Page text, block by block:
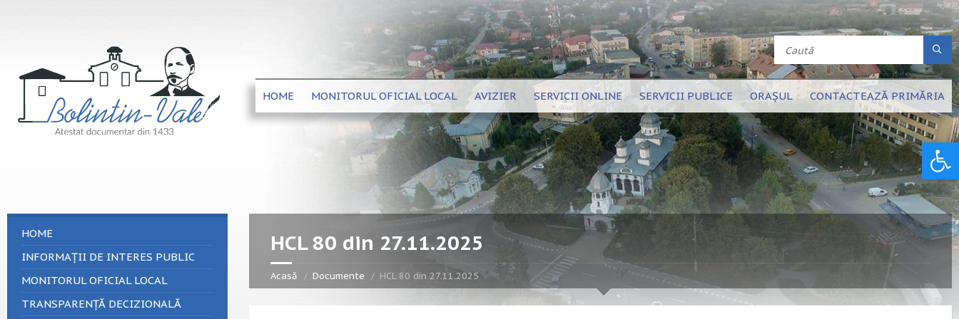
HOME MONITORUL OFICIAL LOCAL AVIZIER SERVICII ONLINE SERVICII PUBLICE ORAȘUL CONTACTEAZĂ PRIMĂRIA
HCL 80 din 27.11.2025
Acasă Documente HCL 80 din 27.11.2025
HOME
INFORMAȚII DE INTERES PUBLIC
MONITORUL OFICIAL LOCAL
TRANSPARENȚĂ DECIZIONALĂ
Deschide bara de unelte